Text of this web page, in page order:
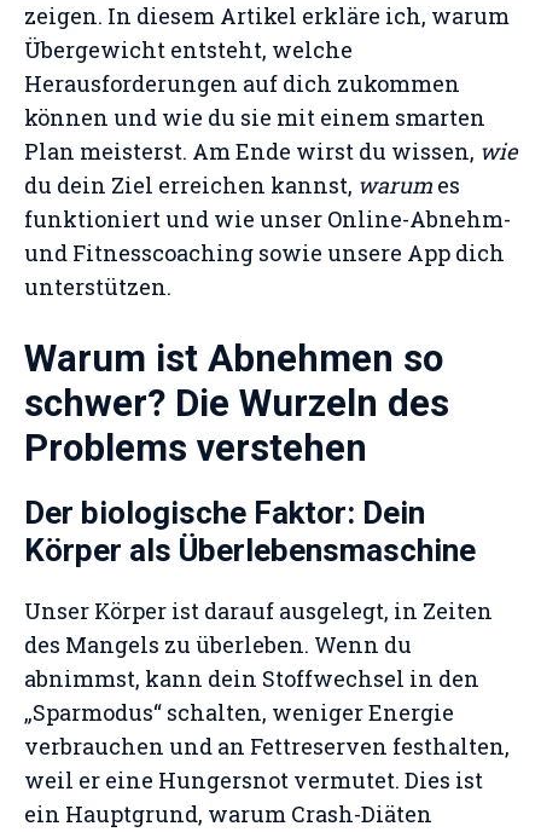
zeigen. In diesem Artikel erkläre ich, warum
Übergewicht entsteht, welche
Herausforderungen auf dich zukommen
können und wie du sie mit einem smarten
Plan meisterst. Am Ende wirst du wissen, wie
du dein Ziel erreichen kannst, warum es
funktioniert und wie unser Online-Abnehm-
und Fitnesscoaching sowie unsere App dich
unterstützen.
Warum ist Abnehmen so
schwer? Die Wurzeln des
Problems verstehen
Der biologische Faktor: Dein
Körper als Überlebensmaschine
Unser Körper ist darauf ausgelegt, in Zeiten
des Mangels zu überleben. Wenn du
abnimmst, kann dein Stoffwechsel in den
„Sparmodus“ schalten, weniger Energie
verbrauchen und an Fettreserven festhalten,
weil er eine Hungersnot vermutet. Dies ist
ein Hauptgrund, warum Crash-Diäten